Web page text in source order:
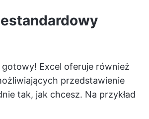
Excel oferuje również
przedstawienie
tak, jak chcesz. Na przykład